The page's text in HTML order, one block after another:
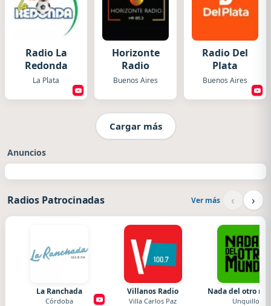
Radio La
Redonda
La Plata
Horizonte
Radio
Buenos Aires
Radio Del
Plata
Buenos Aires
Cargar más
Anuncios
Radios Patrocinadas Ver más ‹ ›
La Ranchada
Córdoba
Villanos Radio
Villa Carlos Paz
Nada del otro
Unquillo